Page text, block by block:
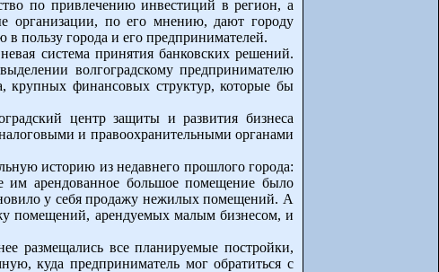
по привлечению инвестиций в регион, а
организации, по его мнению, дают городу
пользу города и его предпринимателей.
система принятия банковских решений.
волгоградскому предпринимателю
крупных финансовых структур, которые бы
центр защиты и развития бизнеса
и правоохранительными органами
историю из недавнего прошлого города:
им арендованное большое помещение было
у себя продажу нежилых помещений. А
помещений, арендуемых малым бизнесом, и
размещались все планируемые постройки,
куда предприниматель мог обратиться с